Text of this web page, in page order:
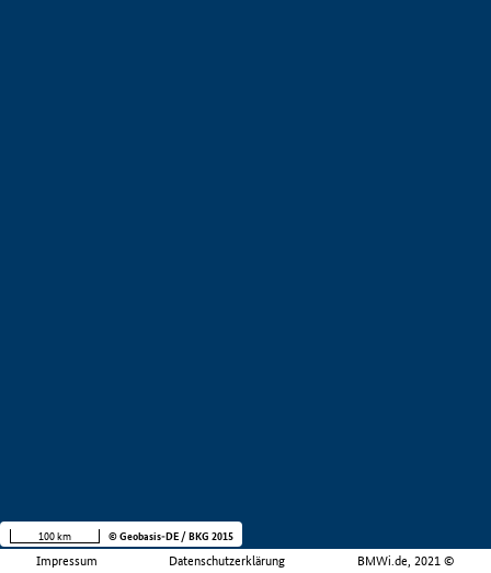
Impressum Datenschutzerklärung BMWi.de, 2021 ©
100 km © Geobasis-DE / BKG 2015